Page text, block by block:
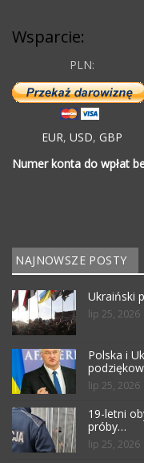
Wsparcie:
PLN:
EUR, USD, GBP
Numer konta do wpłat
NAJNOWSZE POSTY
Ukraiński
lip 25, 2026
Polska i
lip 25, 2026
19-letni
próby…
lip 25, 2026